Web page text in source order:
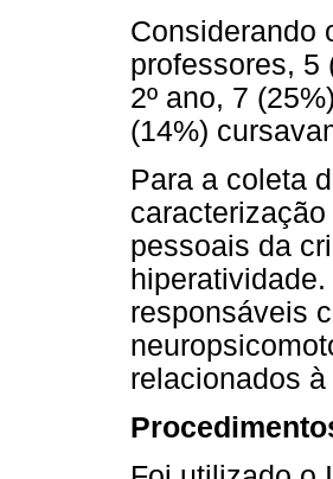
Considerando
professores, 5
2º ano, 7
(14%)
Para a coleta
pessoais da
responsáveis
relacionados